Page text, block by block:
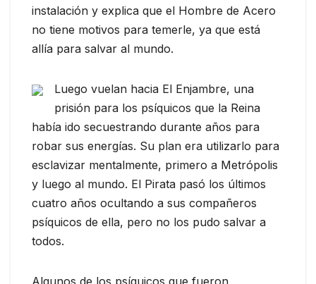
instalación y explica que el Hombre de Acero
no tiene motivos para temerle, ya que está
allía para salvar al mundo.
Luego vuelan hacia El Enjambre, una
prisión para los psíquicos que la Reina
había ido secuestrando durante años para
robar sus energías. Su plan era utilizarlo para
esclavizar mentalmente, primero a Metrópolis
y luego al mundo. El Pirata pasó los últimos
cuatro años ocultando a sus compañeros
psíquicos de ella, pero no los pudo salvar a
todos.